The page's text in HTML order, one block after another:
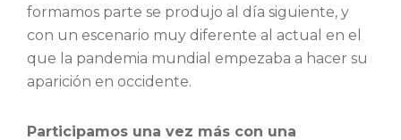
formamos parte se produjo al día siguiente, y
con un escenario muy diferente al actual en el
que la pandemia mundial empezaba a hacer su
aparición en occidente.
Participamos una vez más con una